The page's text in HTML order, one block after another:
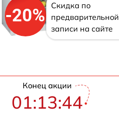
-20%
Скидка по
предварительной
записи на сайте
Конец акции
01:13:43